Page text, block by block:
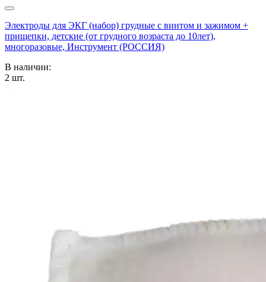
Электроды для ЭКГ (набор) грудные с винтом и зажимом +
прищепки, детские (от грудного возраста до 10лет),
многоразовые, Инструмент (РОССИЯ)
В наличии:
2 шт.